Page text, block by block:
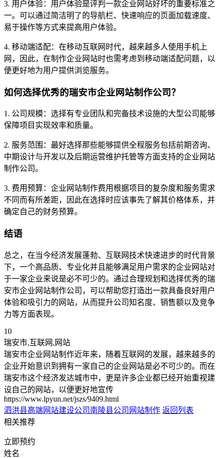
3. 用户体验：用户体验是评判一款企业网站好坏的重要标准之
一。可以通过简洁明了的导航栏、快速响应的页面加载速度、
易于操作等方式来提高用户体验。
4. 移动端适配：在移动互联网时代，越来越多人使用手机上
网，因此，在制作企业网站时也需考虑到移动端适配问题，以
便更好地为用户提供浏览服务。
如何选择优秀的瑞安市企业网站制作公司？
1. 公司规模：选择有专业团队和完备技术设施的大型公司能够
保障项目实现效率和质量。
2. 服务范围：最好选择那些能够提供全程服务包括前期咨询、
中期设计与开发以及后期运营维护托管等方面支持的企业网站
制作公司。
3. 费用预算：企业网站制作费用根据项目的复杂度和服务需求
不同而有所差距，因此在选择时应该事先了解其价格体系，并
确定自己的财务预算。
结语
总之，在当今经济发展蓬勃、互联网技术快速进步的时代背景
下，一个高品质、专业化并且能够满足用户需求的企业网站对
于一家企业来说是必不可少的。通过合理规划和选择优秀的瑞
安市企业网站制作公司，可以帮助您打造出一款具备良好用户
体验和吸引力的网站，从而提升公司知名度、销售额以及竞争
力等方面表现。
10
瑞安市,互联网,网站
瑞安市企业网站制作近年来，随着互联网的发展，越来越多的
企业开始意识到拥有一家自己的企业网站是必不可少的。而在
瑞安市这个经济发达城市中，更是许多企业都已经开始重视建
设自己的网站，以便更好地宣传
https://www.lpyun.net/jszs/9409.html
泗洪县高端网站建设公司 南陵县公司网站制作 返回列表
相关推荐
立即预约
姓名